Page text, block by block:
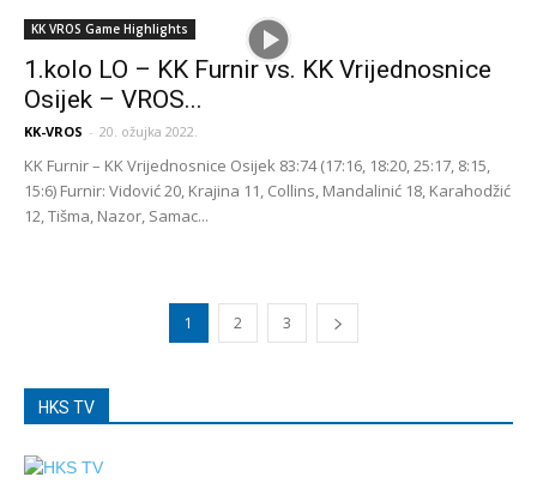
KK VROS Game Highlights
1.kolo LO – KK Furnir vs. KK Vrijednosnice
Osijek – VROS...
KK-VROS - 20. ožujka 2022.
KK Furnir – KK Vrijednosnice Osijek 83:74 (17:16, 18:20, 25:17, 8:15,
15:6) Furnir: Vidović 20, Krajina 11, Collins, Mandalinić 18, Karahodžić
12, Tišma, Nazor, Samac...
1 2 3
HKS TV